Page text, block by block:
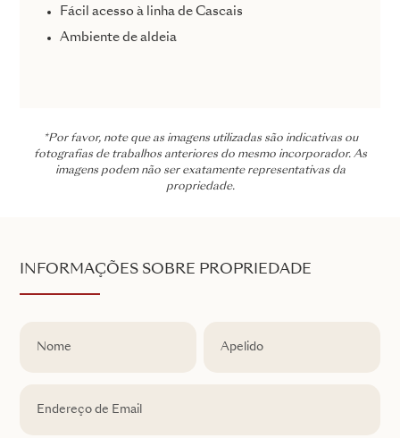
Fácil acesso à linha de Cascais
Ambiente de aldeia
*Por favor, note que as imagens utilizadas são indicativas ou
fotografias de trabalhos anteriores do mesmo incorporador. As
imagens podem não ser exatamente representativas da
propriedade.
INFORMAÇÕES SOBRE PROPRIEDADE